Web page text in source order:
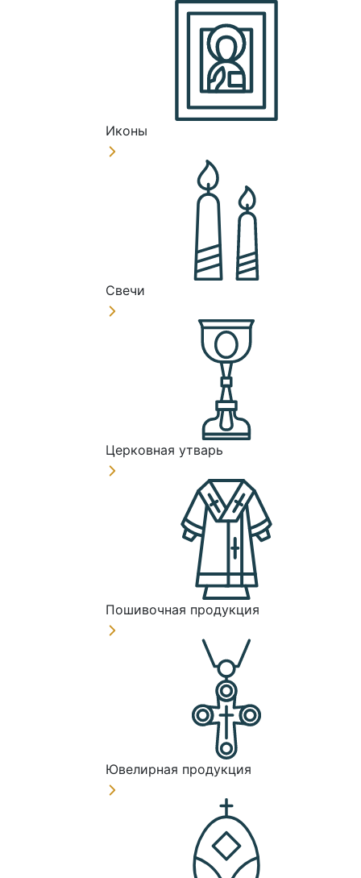
Иконы
Свечи
Церковная утварь
Пошивочная продукция
Ювелирная продукция